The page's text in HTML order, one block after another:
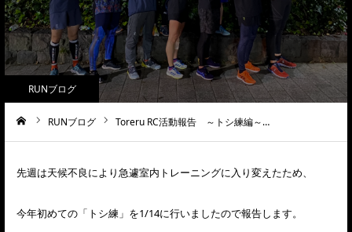
RUNブログ
RUNブログ Toreru RC活動報告 ～トシ練編～…
先週は天候不良により急遽室内トレーニングに入り変えたため、
今年初めての「トシ練」を1/14に行いましたので報告します。